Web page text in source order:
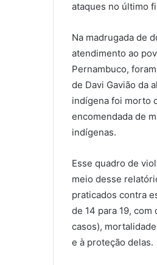
ataques no último
Na madrugada de
atendimento ao
Pernambuco,
de Davi Gavião da
indígena foi morto
encomendada de
indígenas.
Esse quadro de
meio desse
praticados contra
de 14 para 19,
casos),
e à proteção delas.